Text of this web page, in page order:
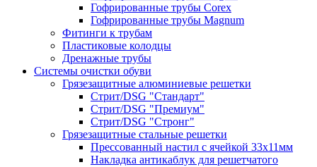
Гофрированные трубы Corex
Гофрированные трубы Magnum
Фитинги к трубам
Пластиковые колодцы
Дренажные трубы
Системы очистки обуви
Грязезащитные алюминиевые решетки
Стрит/DSG "Стандарт"
Стрит/DSG "Премиум"
Стрит/DSG "Стронг"
Грязезащитные стальные решетки
Прессованный настил с ячейкой 33х11мм
Накладка антикаблук для решетчатого